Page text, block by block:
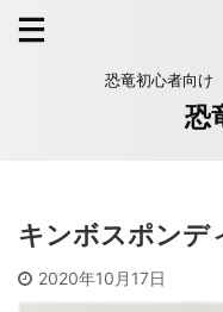
恐竜初心者向け
恐
キンボスポンデ
2020年10月17日